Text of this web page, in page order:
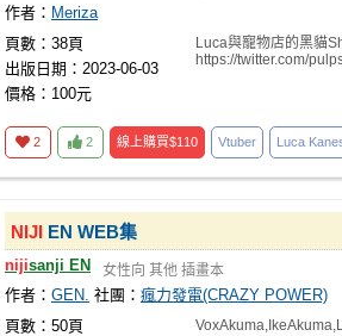
作者： Meriza
頁數：38頁
出版日期：2023-06-03
價格：100元
Luca與寵物店的黑貓
2 2 線上購買$110 Vtuber Luca
NIJI EN WEB集
nijisanji EN 女性向 其他 插畫本
作者： GEN. 社團： 瘋力發電(CRAZY POWER)
頁數：50頁